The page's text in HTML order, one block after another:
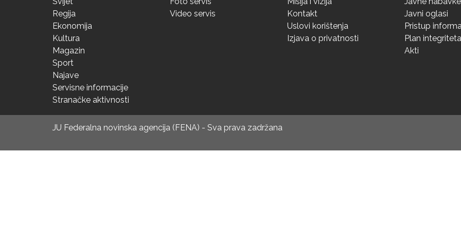
Regija
Ekonomija
Kultura
Magazin
Sport
Najave
Servisne informacije
Stranačke aktivnosti
Video servis
Kontakt
Uslovi korištenja
Izjava o privatnosti
Javni oglasi
Pristup
Plan integriteta
Akti
JU Federalna novinska agencija (FENA) - Sva prava zadržana